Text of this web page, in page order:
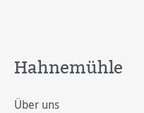
Hahnemühle
Über uns